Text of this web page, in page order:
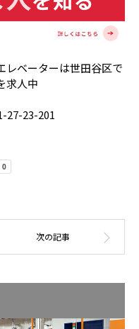
レベーターは世田谷区で
求人中
27-23-201